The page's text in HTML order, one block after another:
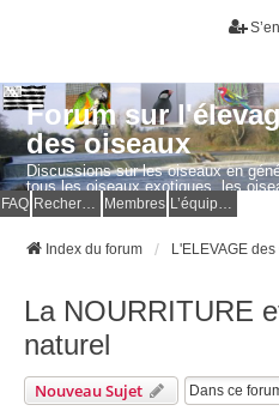
Forum sur
des oiseaux
Discussions sur les oiseaux en
tous les oiseaux exotiques, les
Questions, photos, expériences.
FAQ Membres
Index du forum
La NOURRITURE
naturel
Nouveau Sujet